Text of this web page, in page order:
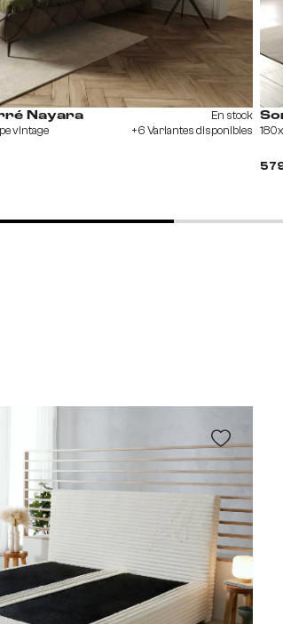
Nayara
vintage
En stock
+6 Variantes disponibles